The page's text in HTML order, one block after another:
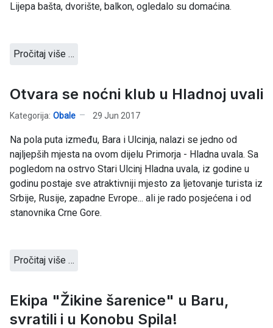
Lijepa bašta, dvorište, balkon, ogledalo su domaćina.
Pročitaj više …
Otvara se noćni klub u Hladnoj uvali
Kategorija: Obale 29 Jun 2017
Na pola puta između, Bara i Ulcinja, nalazi se jedno od
najljepših mjesta na ovom dijelu Primorja - Hladna uvala. Sa
pogledom na ostrvo Stari Ulcinj Hladna uvala, iz godine u
godinu postaje sve atraktivniji mjesto za ljetovanje turista iz
Srbije, Rusije, zapadne Evrope... ali je rado posjećena i od
stanovnika Crne Gore.
Pročitaj više …
Ekipa "Žikine šarenice" u Baru,
svratili i u Konobu Spila!